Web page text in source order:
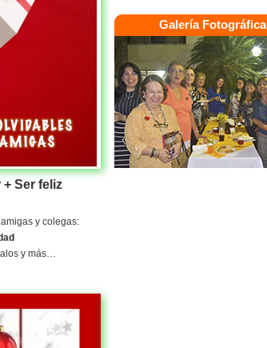
Ser feliz
y colegas:
y más…
Galería Fotográfica